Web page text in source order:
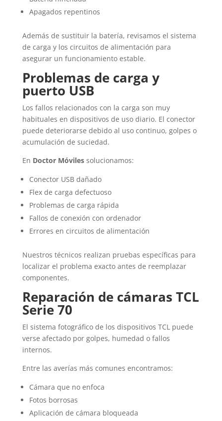
Apagados repentinos
Además de sustituir la batería, revisamos el sistema
de carga y los circuitos de alimentación para
asegurar un funcionamiento estable.
Problemas de carga y
puerto USB
Los fallos relacionados con la carga son muy
habituales en dispositivos de uso diario. El conector
puede deteriorarse debido al uso continuo, golpes o
acumulación de suciedad.
En Doctor Móvilessolucionamos:
Conector USB dañado
Flex de carga defectuoso
Problemas de carga rápida
Fallos de conexión con ordenador
Errores en circuitos de alimentación
Nuestros técnicos realizan pruebas específicas para
localizar el problema exacto antes de reemplazar
componentes.
Reparación de cámaras TCL
Serie 70
El sistema fotográfico de los dispositivos TCLpuede
verse afectado por golpes, humedad o fallos
internos.
Entre las averías más comunes encontramos:
Cámara que no enfoca
Fotos borrosas
Aplicación de cámara bloqueada